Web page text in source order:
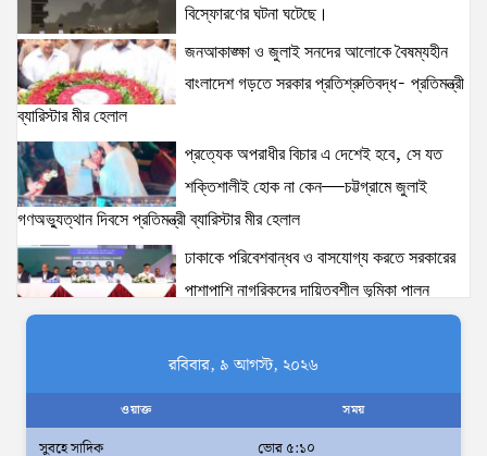
অহেতুক প্রকল্প নয়, পাহাড়িদের জীবনমান উন্নয়নে
বাস্তবভিত্তিক কার্যকর উদ্যোগ নেয়ার আহ্বান পার্বত্য
8 views|
আমরা মালিক নই, দেশের ১৮ কোটি জনগণের সেবক: ভূমি
প্রতিমন্ত্রী ব্যারিস্টার মীর হেলাল
6 views|
প্রত্যেক অপরাধীর বিচার এ দেশেই হবে, সে যত শক্তিশালীই
ব্যারিস্টার মীর হেলাল
বিস্ফোরণের ঘটনা ঘটেছে।
জনআকাঙ্ক্ষা ও জুলাই সনদের আলোকে বৈষম্যহীন
বাংলাদেশ গড়তে সরকার প্রতিশ্রুতিবদ্ধ- প্রতিমন্ত্রী
ব্যারিস্টার মীর হেলাল
প্রত্যেক অপরাধীর বিচার এ দেশেই হবে, সে যত
শক্তিশালীই হোক না কেন—চট্টগ্রামে জুলাই
গণঅভ্যুত্থান দিবসে প্রতিমন্ত্রী ব্যারিস্টার মীর হেলাল
ঢাকাকে পরিবেশবান্ধব ও বাসযোগ্য করতে সরকারের
পাশাপাশি নাগরিকদের দায়িত্বশীল ভূমিকা পালন
করতে হবে: স্থানীয় সরকার প্রতিমন্ত্রী মীর শাহে আলম
আমরা মালিক নই, দেশের ১৮ কোটি জনগণের
সেবক: ভূমি প্রতিমন্ত্রী ব্যারিস্টার মীর হেলাল
অহেতুক প্রকল্প নয়, পাহাড়িদের জীবনমান উন্নয়নে
রবিবার, ৯ আগস্ট, ২০২৬
ওয়াক্ত সময়
সুবহে সাদিক
ভোর ৫:১০